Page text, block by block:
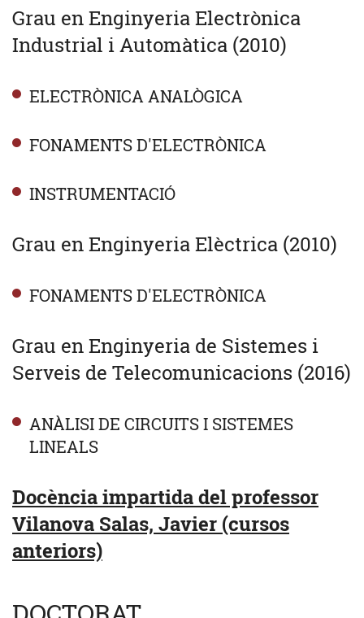
Grau en Enginyeria Electrònica
Industrial i Automàtica (2010)
ELECTRÒNICA ANALÒGICA
FONAMENTS D'ELECTRÒNICA
INSTRUMENTACIÓ
Grau en Enginyeria Elèctrica (2010)
FONAMENTS D'ELECTRÒNICA
Grau en Enginyeria de Sistemes i
Serveis de Telecomunicacions (2016)
ANÀLISI DE CIRCUITS I SISTEMES
LINEALS
Docència impartida del professor
Vilanova Salas, Javier (cursos
anteriors)